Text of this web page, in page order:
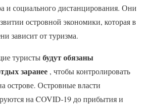
и социального дистанцирования. Они
островной экономики, которая в
зависит от туризма.
туристыбудут обязаны
заранее , чтобы контролировать
острове. Островные власти
на COVID-19 до прибытия и